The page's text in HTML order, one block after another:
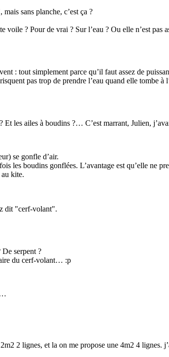
sans planche, c’est ça ?
? Pour de vrai ? Sur l’eau ? Ou elle n’est pas
: tout simplement parce qu’il faut assez de
pas trop de prendre l’eau quand elle tombe
Et les ailes à boudins ?… C’est marrant, Julien,
se gonfle d’air.
les boudins gonflées. L’avantage est qu’elle ne
kite.
dit "cerf-volant".
serpent ?
du cerf-volant… :p
2 lignes, et la on me propose une 4m2 4 lignes.